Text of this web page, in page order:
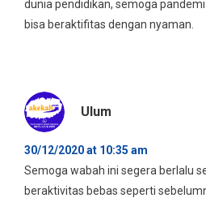
dunia pendidikan, semoga
bisa beraktifitas dengan nyaman.
Ulum
30/12/2020 at 10:35 am
Semoga wabah ini segera berlalu
beraktivitas bebas seperti